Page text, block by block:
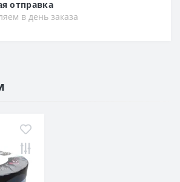
отправка
в день заказа